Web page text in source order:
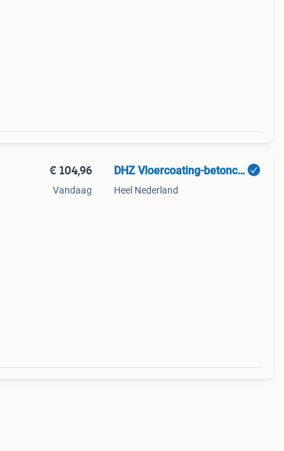
€ 104,96
Vandaag
DHZ Vloercoating-betoncoating
Heel Nederland